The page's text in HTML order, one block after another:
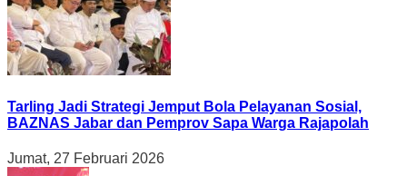
Tarling Jadi Strategi Jemput Bola Pelayanan Sosial,
BAZNAS Jabar dan Pemprov Sapa Warga Rajapolah
Jumat, 27 Februari 2026